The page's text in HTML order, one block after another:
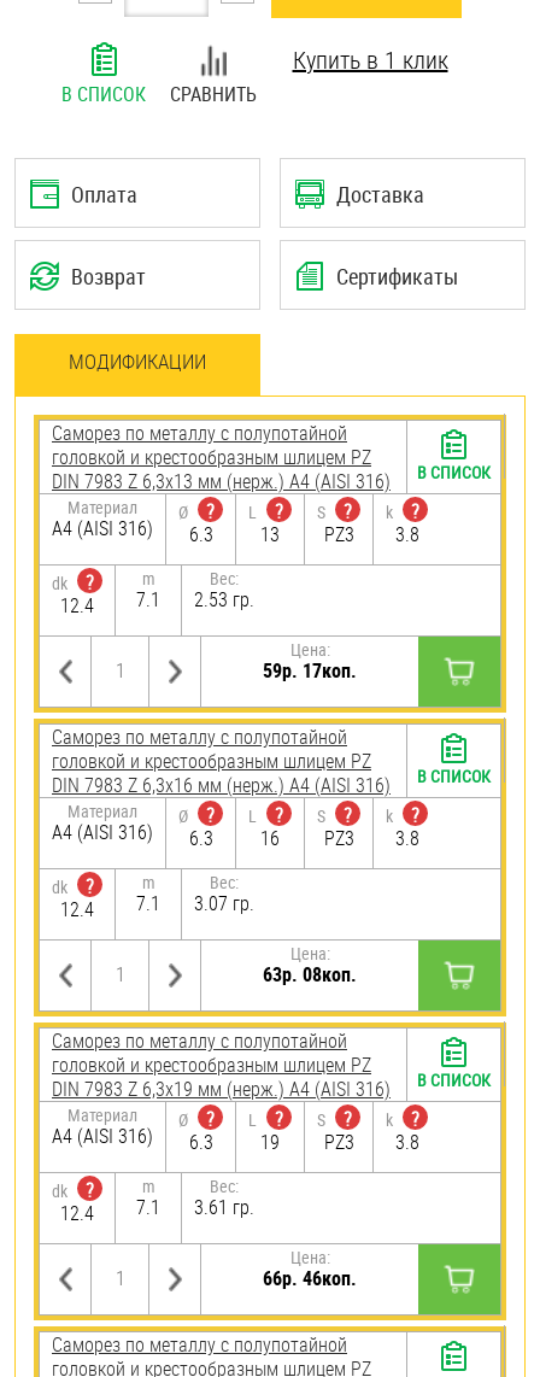
В СПИСОК СРАВНИТЬ
Купить в 1 клик
Оплата Доставка
Возврат Сертификаты
МОДИФИКАЦИИ
Саморез по металлу с полупотайной
головкой и крестообразным шлицем PZ
DIN 7983 Z 6,3х13 мм (нерж.) A4 (AISI 316)
Материал
A4 (AISI 316)
Ø
?
6.3
L
?
13
S
?
PZ3
k
?
3.8
dk
?
12.4
m
7.1
Вес:
2.53 гр.
Цена:
59р. 17коп.
В СПИСОК
Саморез по металлу с полупотайной
головкой и крестообразным шлицем PZ
DIN 7983 Z 6,3х16 мм (нерж.) A4 (AISI 316)
Материал
A4 (AISI 316)
Ø
?
6.3
L
?
16
S
?
PZ3
k
?
3.8
dk
?
12.4
m
7.1
Вес:
3.07 гр.
Цена:
63р. 08коп.
В СПИСОК
Саморез по металлу с полупотайной
головкой и крестообразным шлицем PZ
DIN 7983 Z 6,3х19 мм (нерж.) A4 (AISI 316)
Материал
A4 (AISI 316)
Ø
?
6.3
L
?
19
S
?
PZ3
k
?
3.8
dk
?
12.4
m
7.1
Вес:
3.61 гр.
Цена:
66р. 46коп.
В СПИСОК
Саморез по металлу с полупотайной
головкой и крестообразным шлицем PZ